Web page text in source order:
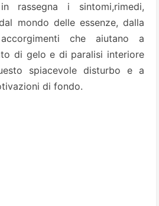
rassegna i sintomi,rimedi,
mondo delle essenze, dalla
che aiutano a
di gelo e di paralisi interiore
spiacevole disturbo e a
di fondo.